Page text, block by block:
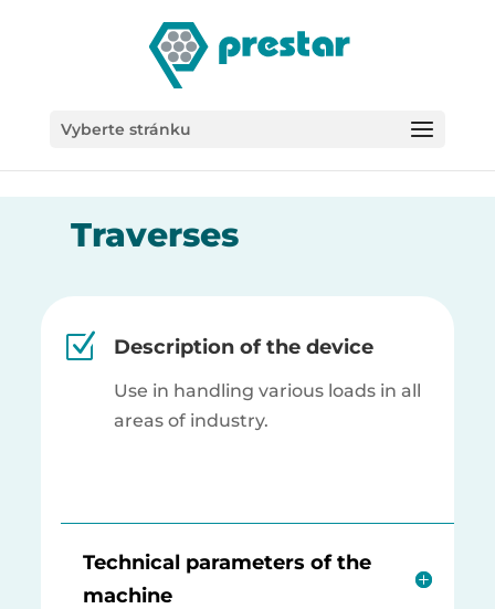
Vyberte stránku
Traverses
Z Description of the device
Use in handling various loads in all
areas of industry.
Technical parameters of the
machine